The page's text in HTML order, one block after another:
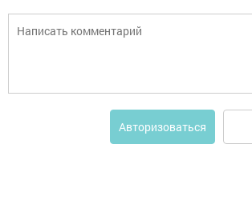
Авторизоваться